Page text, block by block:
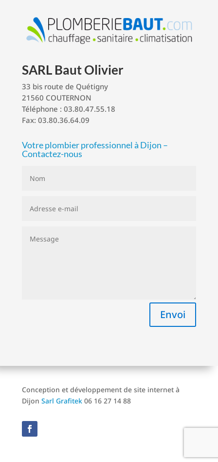
SARL Baut Olivier
33 bis route de Quétigny
21560 COUTERNON
Téléphone : 03.80.47.55.18
Fax: 03.80.36.64.09
Votre plombier professionnel à Dijon –
Contactez-nous
Envoi
Conception et développement de site internet à
Dijon Sarl Grafitek06 16 27 14 88